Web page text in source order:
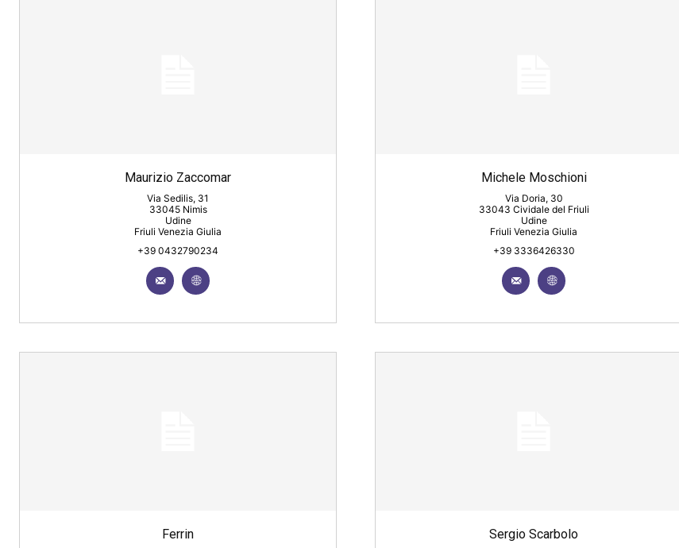
Maurizio Zaccomar
Via Sedilis, 31
33045 Nimis
Udine
Friuli Venezia Giulia
+39 0432790234
Michele Moschioni
Via Doria, 30
33043 Cividale del Friuli
Udine
Friuli Venezia Giulia
+39 3336426330
Ferrin Sergio Scarbolo